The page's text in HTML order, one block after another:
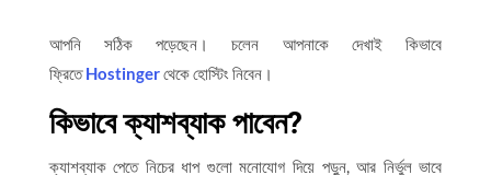
আপনি সঠিক পড়েছেন। চলেন আপনাকে দেখাই কিভাবে
ফ্রিতেHostingerথেকে হোস্টিং নিবেন।
কিভাবে ক্যাশব্যাক পাবেন?
ক্যাশব্যাক পেতে নিচের ধাপ গুলো মনোযোগ দিয়ে পড়ুন, আর নির্ভুল ভাবে